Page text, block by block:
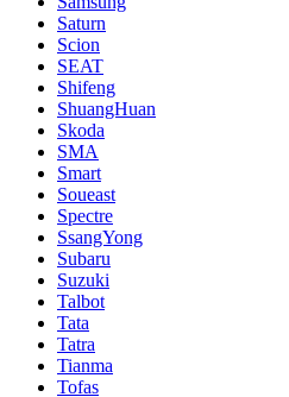
Saturn
Scion
SEAT
Shifeng
ShuangHuan
Skoda
SMA
Smart
Soueast
Spectre
SsangYong
Subaru
Suzuki
Talbot
Tata
Tatra
Tianma
Tofas